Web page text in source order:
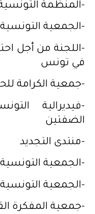
-المنظمة
-الجمعية التونسية
-اللجنة من أجل
في تونس
-جمعية الكرامة
-فيديرالية
الضفتين
-منتدى التجديد
-الجمعية
-الجمعية
-جمعية المفكرة